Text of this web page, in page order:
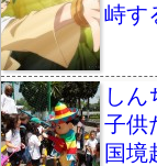
峙す
し
子供
国境